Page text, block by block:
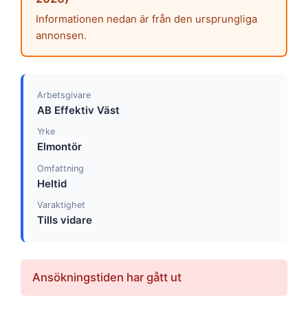
Informationen nedan är från den ursprungliga
annonsen.
Arbetsgivare
AB Effektiv Väst
Yrke
Elmontör
Omfattning
Heltid
Varaktighet
Tills vidare
Ansökningstiden har gått ut